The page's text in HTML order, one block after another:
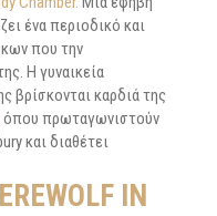
ένα περιοδικό και
που την
Η γυναικεία
βρίσκονται καρδιά της
όπου πρωταγωνιστούν
και διαθέτει
IN